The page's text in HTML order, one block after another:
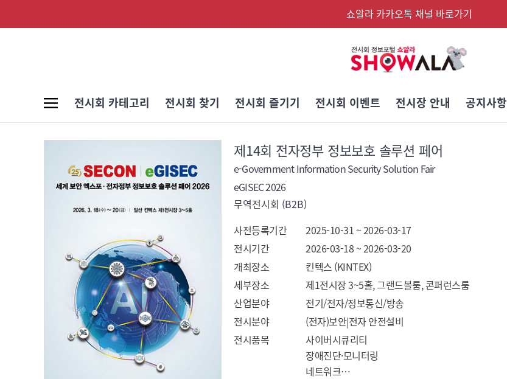
쇼알라 카카오톡 채널 바로가기
전시회 카테고리 전시회 찾기 전시회 즐기기 전시회 이벤트 전시장 안내 공지사항
제14회 전자정부 정보보호 솔루션 페어
e-Government Information Security Solution Fair
eGISEC 2026
무역전시회 (B2B)
사전등록기간
2025-10-31 ~ 2026-03-17
전시기간
2026-03-18 ~ 2026-03-20
개최장소
킨텍스 (KINTEX)
세부장소
제1전시장 3~5홀, 그랜드볼룸, 콘퍼런스룸
산업분야
전기/전자/정보통신/방송
전시분야
(전자)보안|전자 안전설비
전시품목
사이버시큐리티
장애진단·모니터링
네트워크